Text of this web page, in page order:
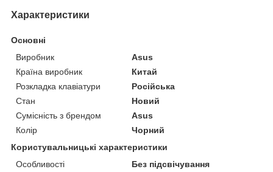
Характеристики
Основні
Виробник
Asus
Країна виробник
Китай
Розкладка клавіатури
Російська
Стан
Новий
Сумісність з брендом
Asus
Колір
Чорний
Користувальницькі характеристики
Особливості
Без підсвічування